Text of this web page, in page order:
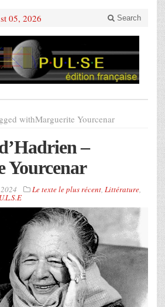
05, 2026 Search
withMarguerite Yourcenar
–
Yourcenar
Le texte le plus récent, Littérature,